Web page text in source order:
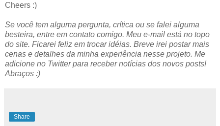
Cheers :)
Se você tem alguma pergunta, crítica ou se falei alguma
besteira, entre em contato comigo. Meu e-mail está no topo
do site. Ficarei feliz em trocar idéias. Breve irei postar mais
cenas e detalhes da minha experiência nesse projeto. Me
adicione no Twitter para receber notícias dos novos posts!
Abraços :)
Share